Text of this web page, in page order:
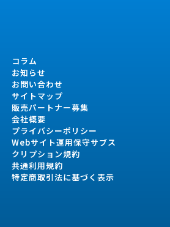
コラム
お知らせ
お問い合わせ
サイトマップ
販売パートナー募集
会社概要
プライバシーポリシー
Webサイト運用保守サブス
クリプション規約
共通利用規約
特定商取引法に基づく表示